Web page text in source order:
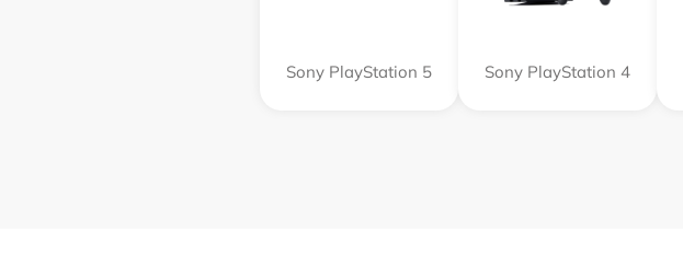
Sony PlayStation 5 Sony PlayStation 4